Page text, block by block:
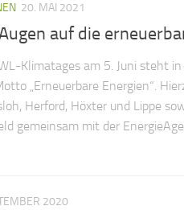
20. MAI 2021
auf die
Klimatages am 5. Juni steht
„Erneuerbare Energien“.
Herford, Höxter und Lippe
gemeinsam mit der
2020